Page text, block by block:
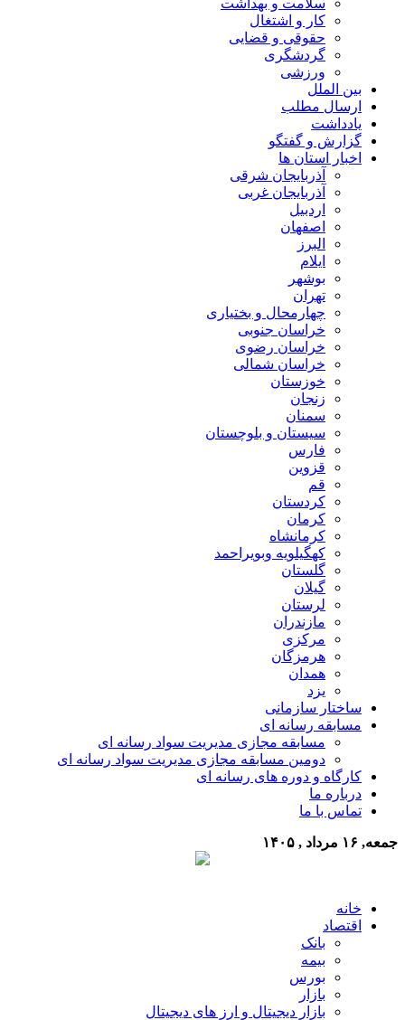
سلامت و بهداشت
کار و اشتغال
حقوقی و قضایی
گردشگری
ورزشی
بین الملل
ارسال مطلب
یادداشت
گزارش و گفتگو
اخبار استان ها
آذربایجان شرقی
آذربایجان غربی
اردبیل
اصفهان
البرز
ایلام
بوشهر
تهران
چهارمحال و بختیاری
خراسان جنوبی
خراسان رضوی
خراسان شمالی
خوزستان
زنجان
سمنان
سیستان و بلوچستان
فارس
قزوین
قم
کردستان
کرمان
کرمانشاه
کهگیلویه وبویراحمد
گلستان
گیلان
لرستان
مازندران
مرکزی
هرمزگان
همدان
یزد
ساختار سازمانی
مسابقه رسانه ای
مسابقه مجازی مدیریت سواد رسانه ای
دومین مسابقه مجازی مدیریت سواد رسانه ای
کارگاه و دوره های رسانه ای
درباره ما
تماس با ما
جمعه, ۱۶ مرداد , ۱۴۰۵
خانه
اقتصاد
بانک
بیمه
بورس
بازار
بازار دیجیتال و ارز های دیجیتال